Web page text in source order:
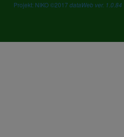
Projekt: NIKO ©2017 dataWeb ver. 1.0.84